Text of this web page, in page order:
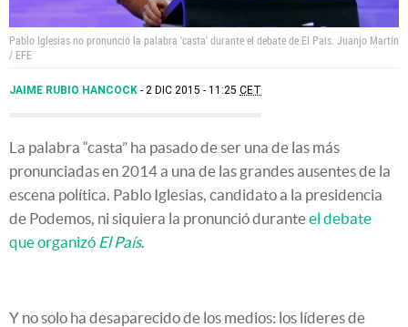
Pablo Iglesias no pronunció la palabra 'casta' durante el debate de El País. Juanjo Martín
/ EFE
JAIME RUBIO HANCOCK 2 DIC 2015 - 11:25 CET
La palabra “casta” ha pasado de ser una de las más
pronunciadas en 2014 a una de las grandes ausentes de la
escena política. Pablo Iglesias, candidato a la presidencia
de Podemos, ni siquiera la pronunció duranteel debate
que organizó El País.
Y no solo ha desaparecido de los medios: los líderes de